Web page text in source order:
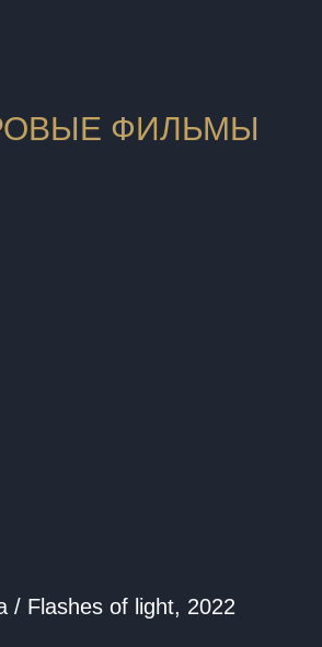
ФИЛЬМЫ
/ Flashes of light, 2022